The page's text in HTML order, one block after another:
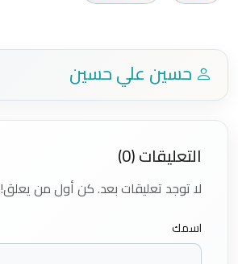
حسين علي حسين
التعليقات (0)
لا توجد تعليقات بعد. كن أول من يعلق!
اسمك